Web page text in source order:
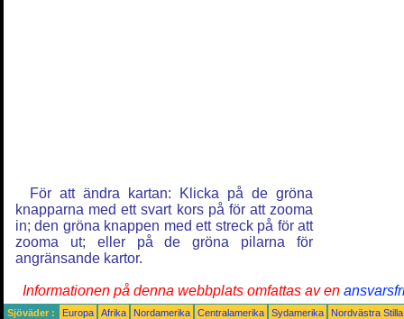
För att ändra kartan: Klicka på de gröna
knapparna med ett svart kors på för att zooma
in; den gröna knappen med ett streck på för att
zooma ut; eller på de gröna pilarna för
angränsande kartor.
Informationen på denna webbplats omfattas av en
Sjöväder : Europa Afrika Nordamerika Centralamerika Sydamerika
Nordvästra